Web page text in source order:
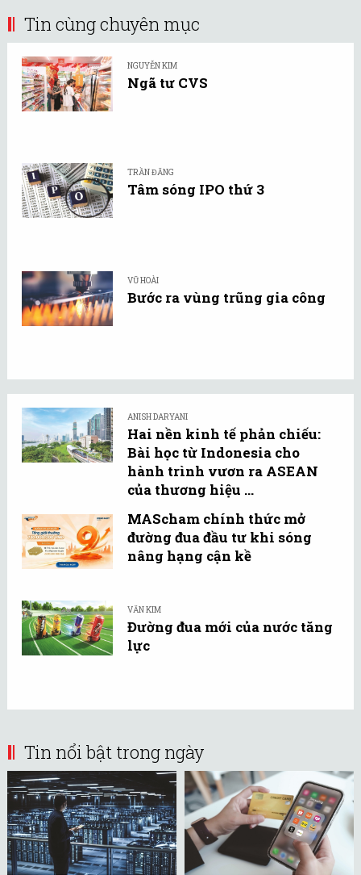
Tin cùng chuyên mục
NGUYỄN KIM
Ngã tư CVS
TRẦN ĐĂNG
Tâm sóng IPO thứ 3
VŨ HOÀI
Bước ra vùng trũng gia công
ANISH DARYANI
Hai nền kinh tế phản chiếu:
Bài học từ Indonesia cho
hành trình vươn ra ASEAN
của thương hiệu ...
MAScham chính thức mở
đường đua đầu tư khi sóng
nâng hạng cận kề
VĂN KIM
Đường đua mới của nước tăng
lực
Tin nổi bật trong ngày